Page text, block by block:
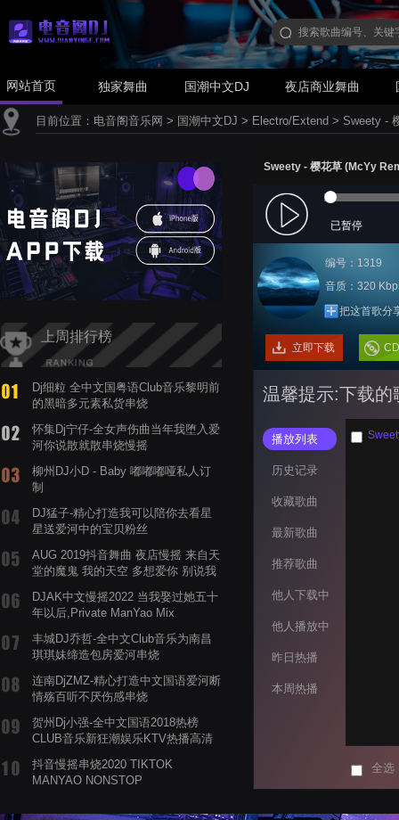
网站首页 独家舞曲 国潮中文DJ 夜店商业舞曲
目前位置： 电音阁音乐网 > 国潮中文DJ > Electro/Extend > Sweety -
上周排行榜
Dj细粒 全中文国粤语Club音乐黎明前
的黑暗多元素私货串烧
怀集Dj宁仔-全女声伤曲当年我堕入爱
河你说散就散串烧慢摇
柳州DJ小D - Baby 嘟嘟嘟哑私人订
制
DJ猛子-精心打造我可以陪你去看星
星送爱河中的宝贝粉丝
AUG 2019抖音舞曲 夜店慢摇 来自天
堂的魔鬼 我的天空 多想爱你 别说我
DJAK中文慢摇2022 当我娶过她五十
年以后,Private ManYao Mix
丰城DJ乔哲-全中文Club音乐为南昌
琪琪妹缔造包房爱河串烧
连南DjZMZ-精心打造中文国语爱河断
情殇百听不厌伤感串烧
贺州Dj小强-全中文国语2018热榜
CLUB音乐新狂潮娱乐KTV热播高清
抖音慢摇串烧2020 TIKTOK
MANYAO NONSTOP
蝉爸爸妈妈爱存在夏天的风是想你的
Sweety - 樱花草 (McYy
已暂停
编号：1319
音质：320
把这首歌分
立即下载
温馨提示:下载的
播放列表
历史记录
收藏歌曲
最新歌曲
推荐歌曲
他人下载中
他人播放中
昨日热播
本周热播
全选